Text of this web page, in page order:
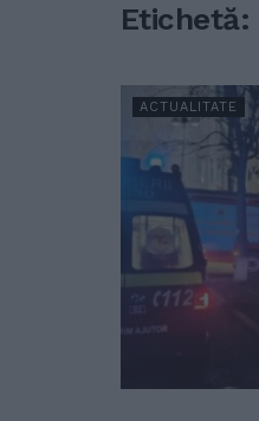
Etichetă:
ACTUALITATE